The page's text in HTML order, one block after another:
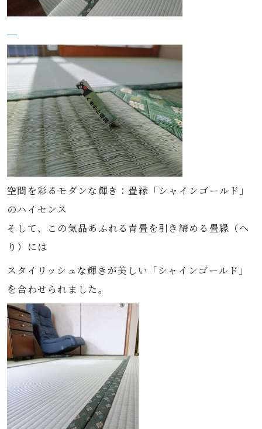
空間を彩るモダンな輝き：畳縁「シャインゴールド」
のハイセンス
そして、この気品あふれる青畳を引き締める畳縁（へ
り）には
スタイリッシュな輝きが美しい「シャインゴールド」
を合わせられました。